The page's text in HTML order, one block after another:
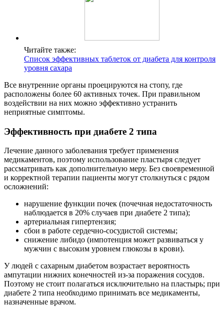
Читайте также:
Список эффективных таблеток от диабета для контроля
уровня сахара
Все внутренние органы проецируются на стопу, где
расположены более 60 активных точек. При правильном
воздействии на них можно эффективно устранить
неприятные симптомы.
Эффективность при диабете 2 типа
Лечение данного заболевания требует применения
медикаментов, поэтому использование пластыря следует
рассматривать как дополнительную меру. Без своевременной
и корректной терапии пациенты могут столкнуться с рядом
осложнений:
нарушение функции почек (почечная недостаточность
наблюдается в 20% случаев при диабете 2 типа);
артериальная гипертензия;
сбои в работе сердечно-сосудистой системы;
снижение либидо (импотенция может развиваться у
мужчин с высоким уровнем глюкозы в крови).
У людей с сахарным диабетом возрастает вероятность
ампутации нижних конечностей из-за поражения сосудов.
Поэтому не стоит полагаться исключительно на пластырь; при
диабете 2 типа необходимо принимать все медикаменты,
назначенные врачом.